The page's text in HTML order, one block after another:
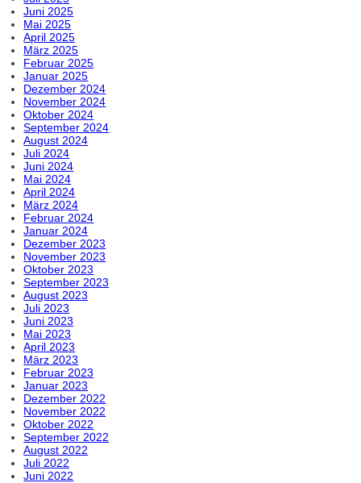
Juni 2025
Mai 2025
April 2025
März 2025
Februar 2025
Januar 2025
Dezember 2024
November 2024
Oktober 2024
September 2024
August 2024
Juli 2024
Juni 2024
Mai 2024
April 2024
März 2024
Februar 2024
Januar 2024
Dezember 2023
November 2023
Oktober 2023
September 2023
August 2023
Juli 2023
Juni 2023
Mai 2023
April 2023
März 2023
Februar 2023
Januar 2023
Dezember 2022
November 2022
Oktober 2022
September 2022
August 2022
Juli 2022
Juni 2022